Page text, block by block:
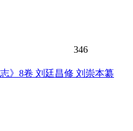
346
》8卷 刘廷昌修 刘崇本纂